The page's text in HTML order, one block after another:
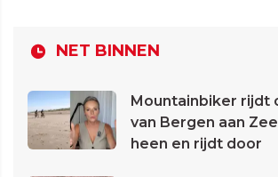
NET BINNEN
Mountainbiker rijdt
van Bergen aan
heen en rijdt door